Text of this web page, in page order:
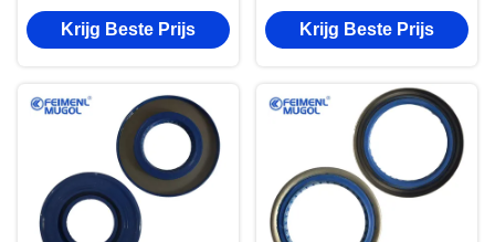
achterwieloliekeerring
voor ISUZU NKR
en lekbescherming.
Krijg Beste Prijs
voorwiel olie afdichting
voor ISUZU TFS 4WD
Krijg Beste Prijs